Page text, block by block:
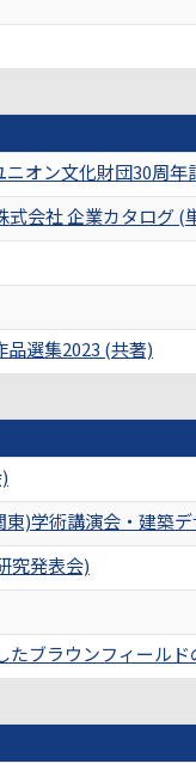
オン文化財団30周年
会社 企業カタログ (
選集2023 (共著)
)学術講演会・建築
究発表会)
ブラウンフィールド